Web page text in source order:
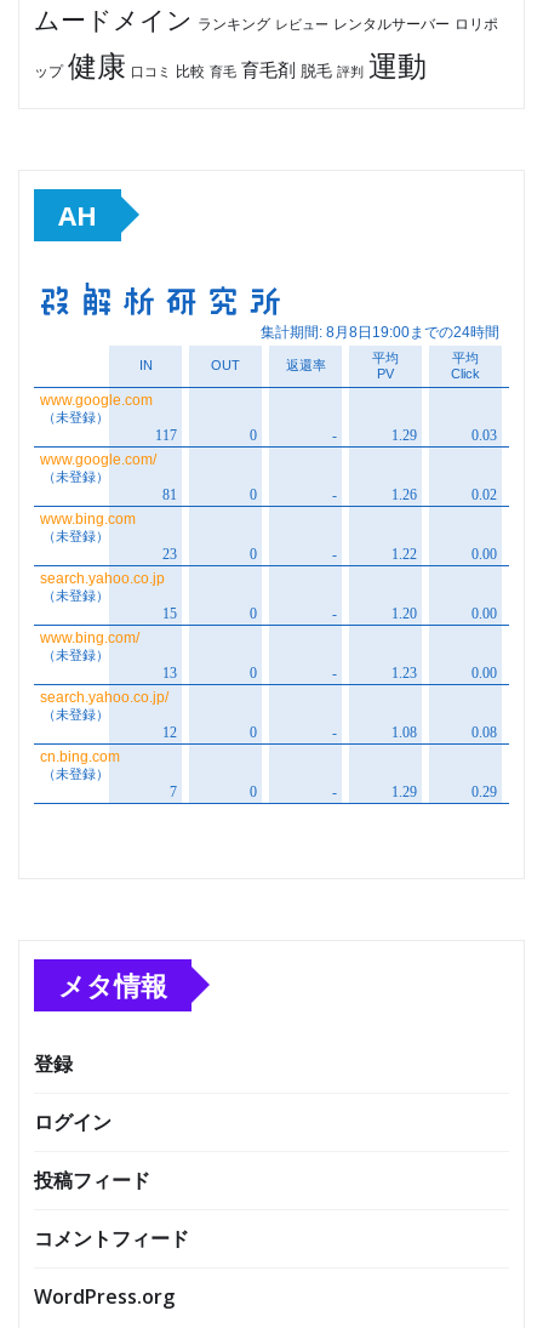
ムードメイン ランキング レビュー レンタルサーバー ロリポ
ップ 健康 口コミ 比較 育毛 育毛剤 脱毛 評判 運動
AH
メタ情報
登録
ログイン
投稿フィード
コメントフィード
WordPress.org